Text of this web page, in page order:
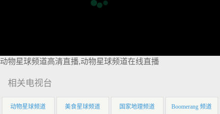
动物星球频道高清直播,动物星球频道在线直播
相关电视台
动物星球频道 美食星球频道 国家地理频道 Boomerang 频道